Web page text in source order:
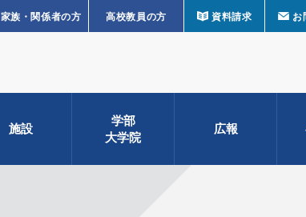
家族・関係者の方 高校教員の方 資料請求 お
施設
学部
大学院
広報